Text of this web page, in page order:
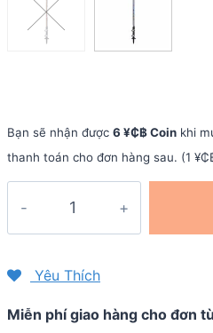
Bạn sẽ nhận được 6 ¥₵฿ Coin khi
thanh toán cho đơn hàng sau. (1 ¥₵
telescope
đòn
Yêu Thích
Miễn phí giao hàng cho đơn